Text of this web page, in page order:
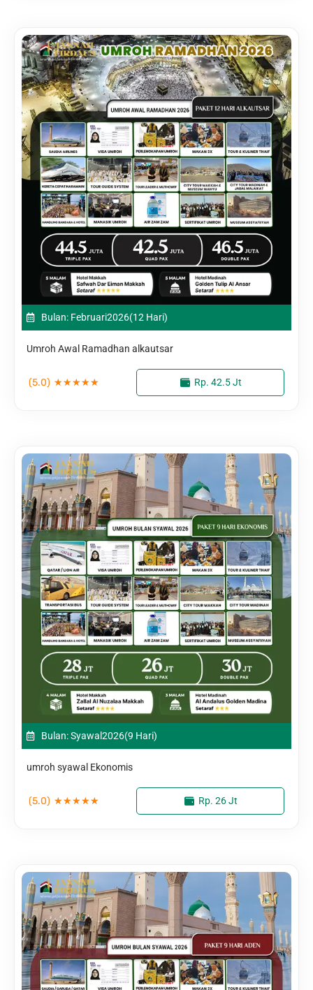
Bulan: Februari2026(12 Hari)
Umroh Awal Ramadhan alkautsar
(5.0) ★★★★★ Rp. 42.5 Jt
Bulan: Syawal2026(9 Hari)
umroh syawal Ekonomis
(5.0) ★★★★★ Rp. 26 Jt